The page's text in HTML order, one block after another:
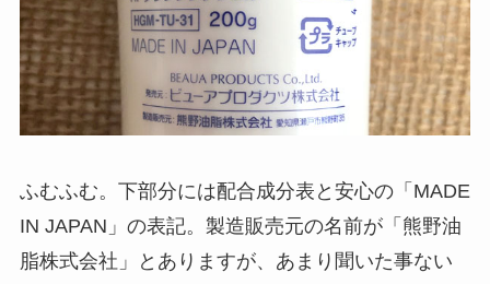
ふむふむ。下部分には配合成分表と安心の「MADE
IN JAPAN」の表記。製造販売元の名前が「熊野油
脂株式会社」とありますが、あまり聞いた事ない